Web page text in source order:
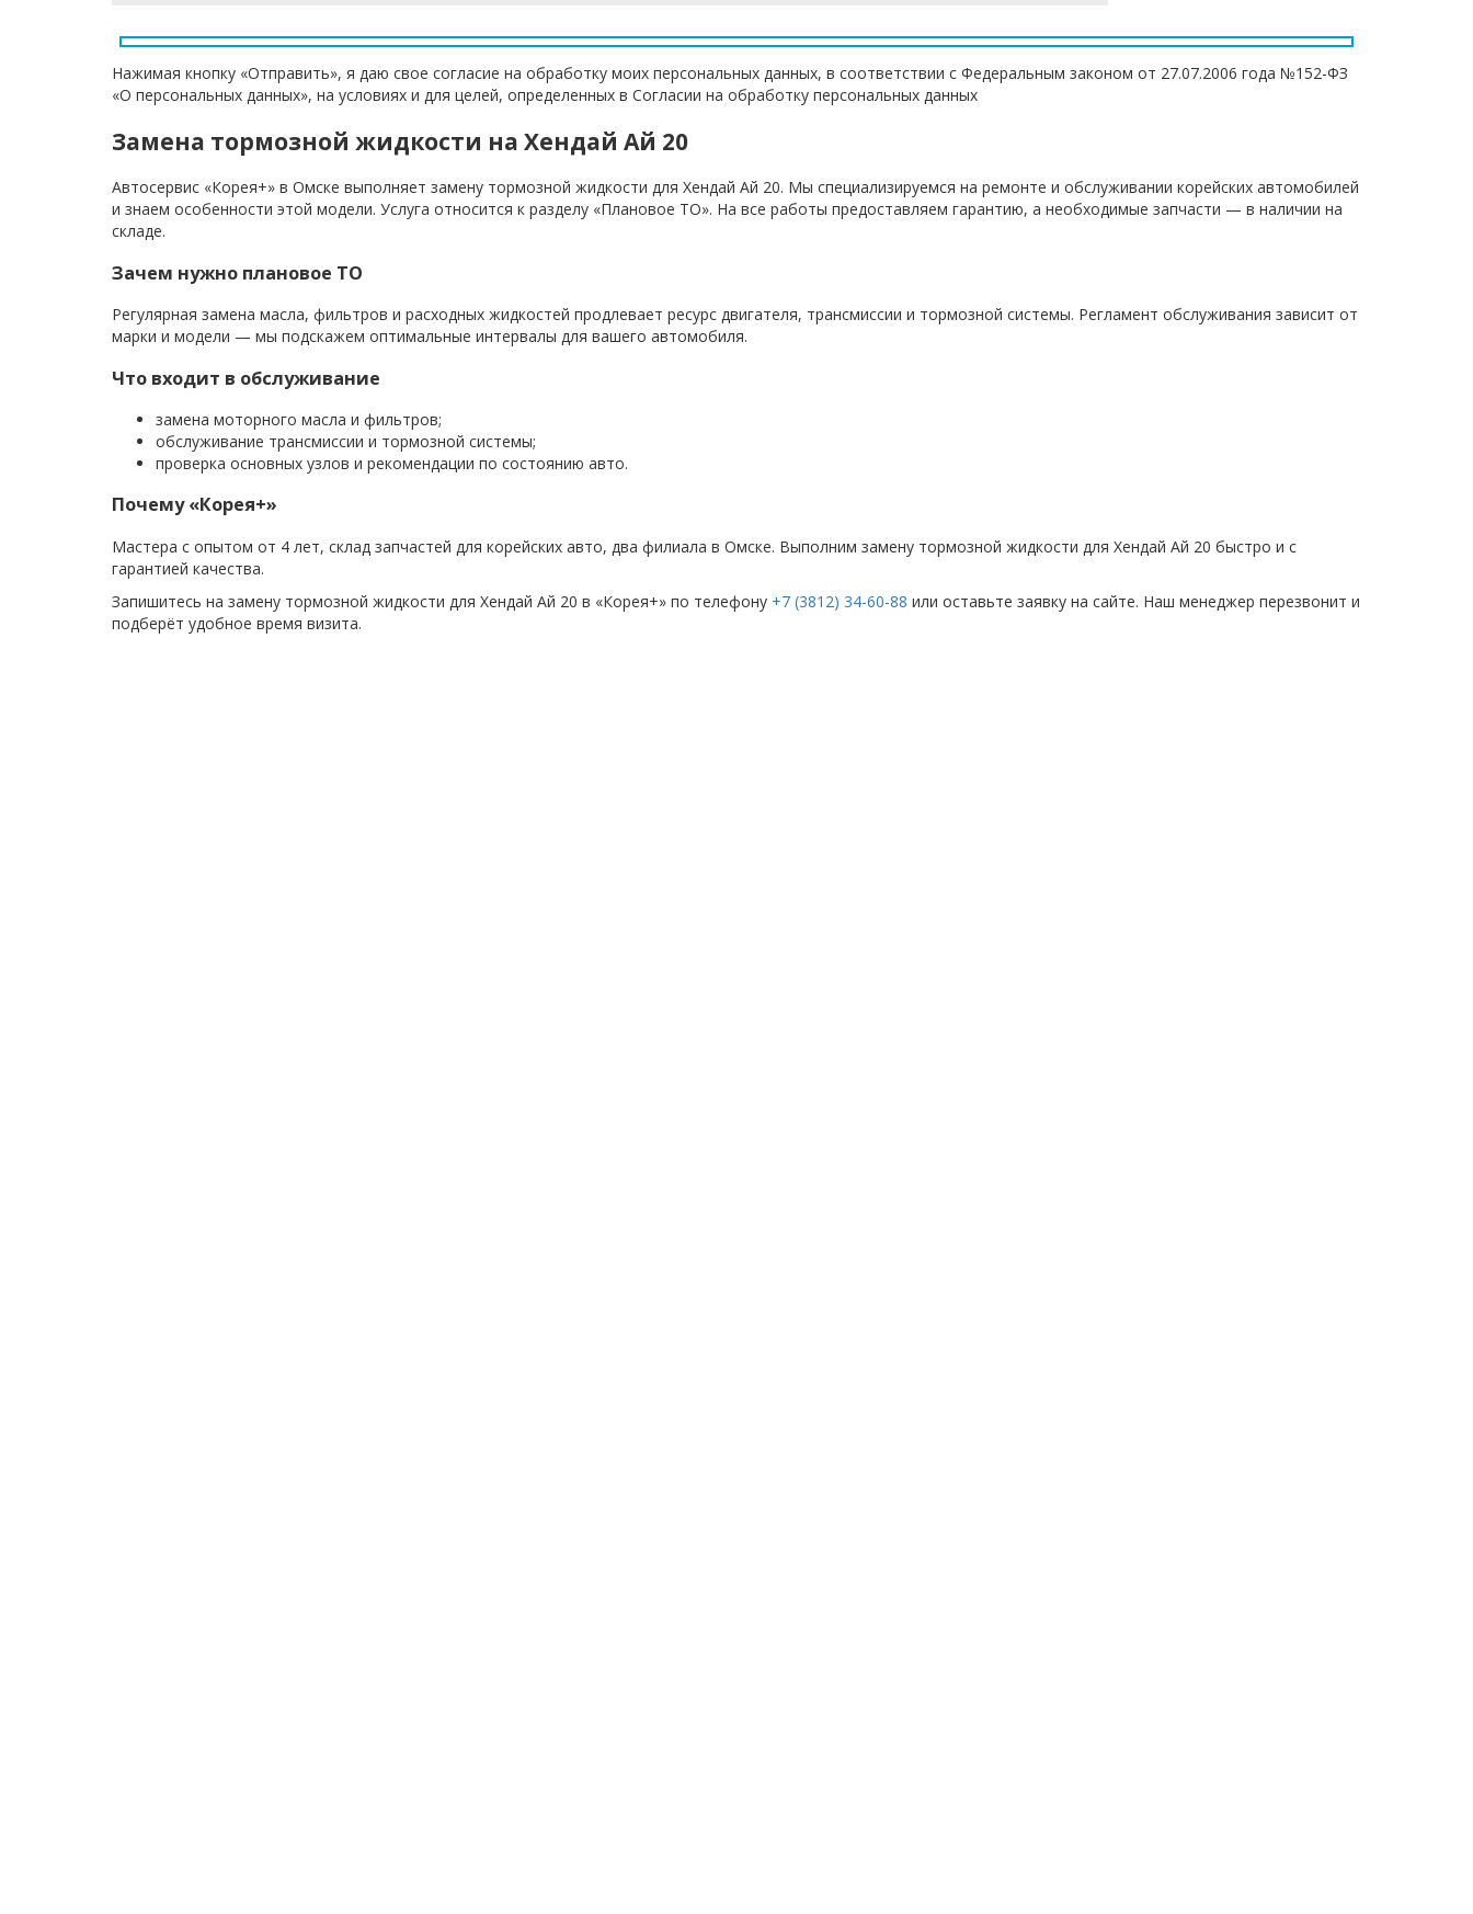
Нажимая кнопку «Отправить», я даю свое согласие на обработку моих персональных данных, в соответствии с Федеральным законом от 27.07.2006 года №152-ФЗ
«О персональных данных», на условиях и для целей, определенных в Согласии на обработку персональных данных
Замена тормозной жидкости на Хендай Ай 20
Автосервис «Корея+» в Омске выполняет замену тормозной жидкости для Хендай Ай 20. Мы специализируемся на ремонте и обслуживании корейских автомобилей
и знаем особенности этой модели. Услуга относится к разделу «Плановое ТО». На все работы предоставляем гарантию, а необходимые запчасти — в наличии на
складе.
Зачем нужно плановое ТО
Регулярная замена масла, фильтров и расходных жидкостей продлевает ресурс двигателя, трансмиссии и тормозной системы. Регламент обслуживания зависит от
марки и модели — мы подскажем оптимальные интервалы для вашего автомобиля.
Что входит в обслуживание
замена моторного масла и фильтров;
обслуживание трансмиссии и тормозной системы;
проверка основных узлов и рекомендации по состоянию авто.
Почему «Корея+»
Мастера с опытом от 4 лет, склад запчастей для корейских авто, два филиала в Омске. Выполним замену тормозной жидкости для Хендай Ай 20 быстро и с
гарантией качества.
Запишитесь на замену тормозной жидкости для Хендай Ай 20 в «Корея+» по телефону +7 (3812) 34-60-88 или оставьте заявку на сайте. Наш менеджер перезвонит и
подберёт удобное время визита.